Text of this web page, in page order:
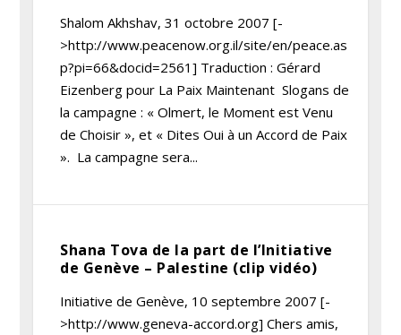
Shalom Akhshav, 31 octobre 2007 [-
>http://www.peacenow.org.il/site/en/peace.as
p?pi=66&docid=2561] Traduction : Gérard
Eizenberg pour La Paix Maintenant Slogans de
la campagne : « Olmert, le Moment est Venu
de Choisir », et « Dites Oui à un Accord de Paix
». La campagne sera...
Shana Tova de la part de l’Initiative
de Genève – Palestine (clip vidéo)
Initiative de Genève, 10 septembre 2007 [-
>http://www.geneva-accord.org] Chers amis,